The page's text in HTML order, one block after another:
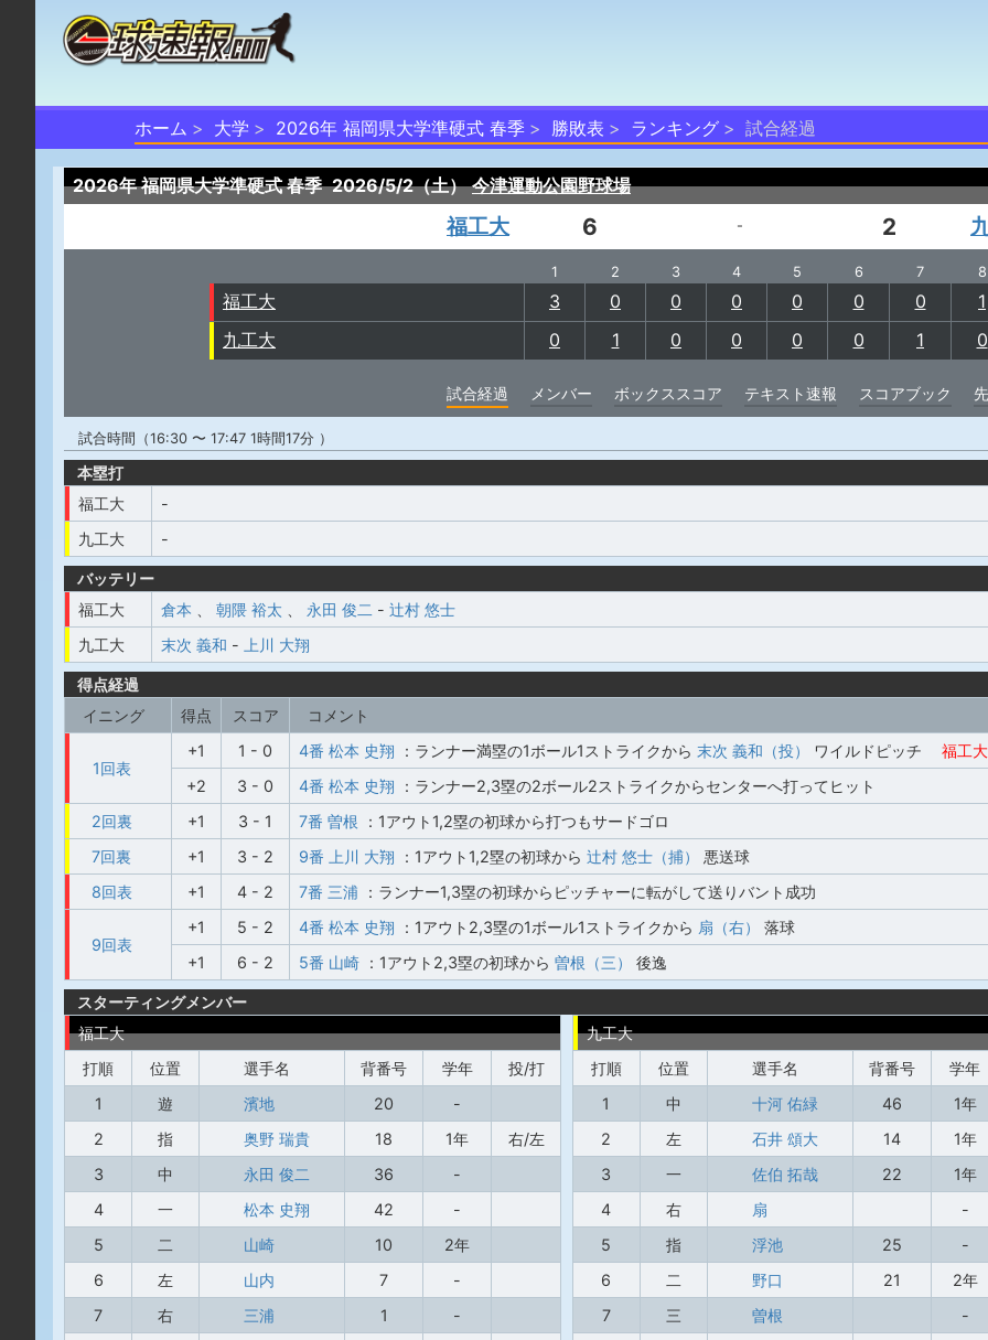
ホーム 大学 2026年 福岡県大学準硬式 春季 勝敗表 ランキング 試合経過
2026年 福岡県大学準硬式 春季 2026/5/2（土） 今津運動公園野球場
福工大 6 - 2
1 2 3 4 5 6 7 8
福工大 3 0 0 0 0 0 0
1
九工大
0 1 0 0 0 0 1 0
試合経過 メンバー ボックススコア テキスト速報 スコアブック
試合時間（16:30 〜 17:47 1時間17分 ）
本塁打
福工大
-
九工大
-
バッテリー
福工大
倉本 朝隈 裕太 永田 俊二 - 辻村 悠士
九工大
末次 義和 - 上川 大翔
得点経過
イニング
得点 スコア コメント
1回表
+1 1 - 0 4番 松本 史翔 ：ランナー満塁の1ボール1ストライクから 末次 義和（投） ワイルドピッチ
福工
+2
3 - 0 4番 松本 史翔 ：ランナー2,3塁の2ボール2ストライクからセンターへ打ってヒット
2回裏
+1 3 - 1 7番 曽根 ：1アウト1,2塁の初球から打つもサードゴロ
7回裏
+1 3 - 2 9番 上川 大翔 ：1アウト1,2塁の初球から 辻村 悠士（捕）
悪送球
8回表
+1 4 - 2 7番 三浦 ：ランナー1,3塁の初球からピッチャーに転がして送りバント成功
9回表
+1 5 - 2 4番 松本 史翔 ：1アウト2,3塁の1ボール1ストライクから 扇（右）
落球
+1
6 - 2 5番 山崎 ：1アウト2,3塁の初球から 曽根（三） 後逸
スターティングメンバー
福工大
打順
位置 選手名 背番号 学年
投/打
1
遊 濱地 20
-
2
指 奥野 瑞貴 18 1年
右/左
3
中 永田 俊二 36
-
4
一 松本 史翔 42
-
5
二 山崎 10
2年
6
左 山内 7
-
7
右 三浦 1
-
九工大
打順
位置 選手名 背番号
学年
1
中 十河 佑緑 46
1年
2
左 石井 頌大 14
1年
3
一 佐伯 拓哉 22
1年
4
右 扇
-
5
指 浮池 25
-
6
二 野口 21
2年
7
三 曽根
-